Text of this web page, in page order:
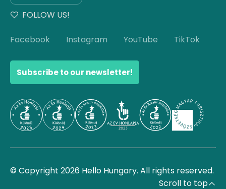
FOLLOW US!
Facebook Instagram YouTube TikTok
Subscribe to our newsletter!
© Copyright 2026 Hello Hungary. All rights reserved.
Scroll to top